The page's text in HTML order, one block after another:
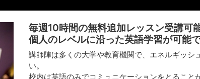
毎週10時間の無料追加レッスン受講可
個人のレベルに沿った英語学習が可能で
講師陣は多くの大学や教育機関で、エネルギッシ
い。
校内は英語のみでコミュニケーションをとること